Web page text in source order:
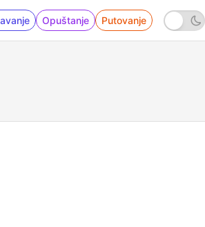
Opuštanje Putovanje